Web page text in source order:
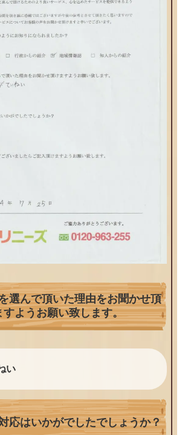
選んで頂いた理由をお聞かせ頂
すようお願い致します。
い
応はいかがでしたでしょうか？